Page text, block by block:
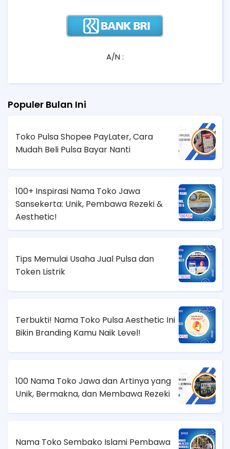
A/N :
Populer Bulan Ini
Toko Pulsa Shopee PayLater, Cara
Mudah Beli Pulsa Bayar Nanti
100+ Inspirasi Nama Toko Jawa
Sansekerta: Unik, Pembawa Rezeki &
Aesthetic!
Tips Memulai Usaha Jual Pulsa dan
Token Listrik
Terbukti! Nama Toko Pulsa Aesthetic Ini
Bikin Branding Kamu Naik Level!
100 Nama Toko Jawa dan Artinya yang
Unik, Bermakna, dan Membawa Rezeki
Nama Toko Sembako Islami Pembawa